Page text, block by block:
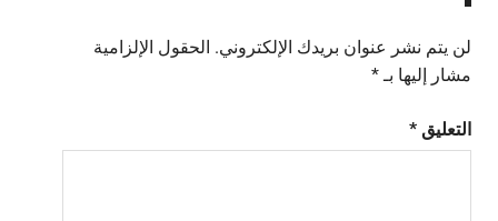
لن يتم نشر عنوان بريدك الإلكتروني. الحقول الإلزامية
مشار إليها بـ*
التعليق *